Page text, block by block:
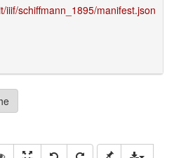
iiif/schiffmann_1895/manifest.json